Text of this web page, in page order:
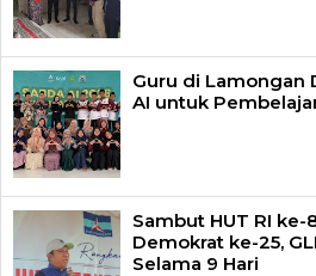
Guru di Lamongan
AI untuk
Sambut HUT RI ke-
Demokrat ke-25,
Selama 9 Hari